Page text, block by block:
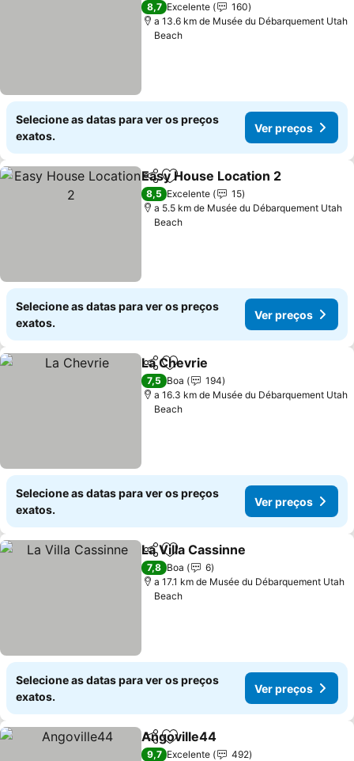
8,7 Excelente
160
a 13.6 km de Musée du Débarquement Utah
Beach
Selecione as datas para ver os preços
exatos.
Ver preços
PartilharAdicionar aos favoritos
Easy House Location 2
8,5 Excelente
15
a 5.5 km de Musée du Débarquement Utah
Beach
Selecione as datas para ver os preços
exatos.
Ver preços
PartilharAdicionar aos favoritos
La Chevrie
7,5 Boa
194
a 16.3 km de Musée du Débarquement Utah
Beach
Selecione as datas para ver os preços
exatos.
Ver preços
PartilharAdicionar aos favoritos
La Villa Cassinne
7,8 Boa
6
a 17.1 km de Musée du Débarquement Utah
Beach
Selecione as datas para ver os preços
exatos.
Ver preços
PartilharAdicionar aos favoritos
Angoville44
9,7 Excelente
492